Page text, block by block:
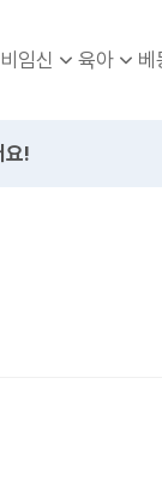
임신 육아 베
요!